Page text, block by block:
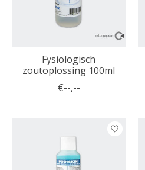
Fysiologisch
zoutoplossing 100ml
€--,--